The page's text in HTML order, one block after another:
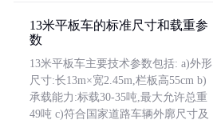
13米平板车的标准尺寸和载重参
数
13米平板车主要技术参数包括: a)外形
尺寸:长13m×宽2.45m,栏板高55cm b)
承载能力:标载30-35吨,最大允许总重
49吨 c)符合国家道路车辆外廓尺寸及